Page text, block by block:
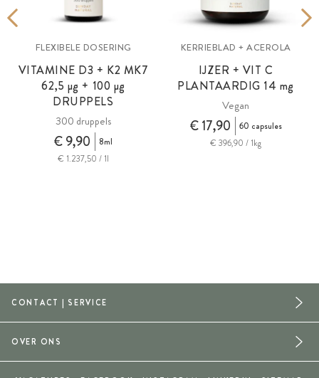
FLEXIBELE DOSERING
VITAMINE D3 + K2 MK7
62,5 µg + 100 µg
DRUPPELS
300 druppels
€ 9,90
8ml
€ 1.237,50 / 1l
KERRIEBLAD + ACEROLA
IJZER + VIT C
PLANTAARDIG 14 mg
Vegan
€ 17,90
60 capsules
€ 396,90 / 1kg
CONTACT | SERVICE
OVER ONS